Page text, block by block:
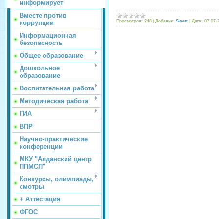
информирует
Вместе против
коррупции
Информационная
безопасность
Общее образование
Дошкольное
образование
Воспитательная работа
Методическая работа
ГИА
ВПР
Научно-практические
конференции
МКУ "Алданский центр
ППМСП"
Конкурсы, олимпиады,
смотры
+ Аттестация
ФГОС
Просмотров: 248 Добавил: Swett Дата: